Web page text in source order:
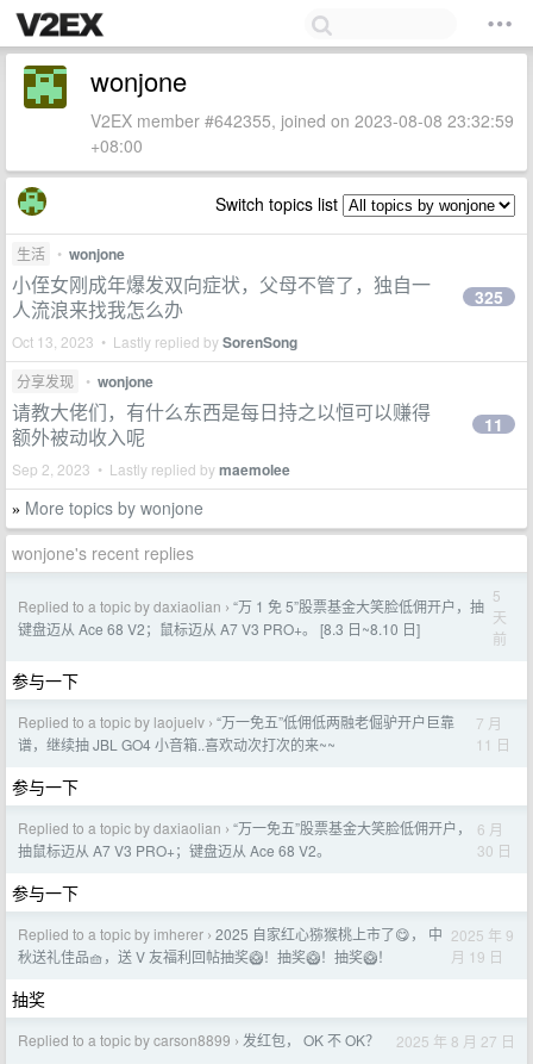
wonjone
V2EX member #642355, joined on 2023-08-08 23:32:59
+08:00
Switch topics list
生活 • wonjone
小侄女刚成年爆发双向症状，父母不管了，独自一
人流浪来找我怎么办
Oct 13, 2023 • Lastly replied bySorenSong
325
分享发现 • wonjone
请教大佬们，有什么东西是每日持之以恒可以赚得
额外被动收入呢
Sep 2, 2023 • Lastly replied bymaemolee
11
» More topics by wonjone
wonjone's recent replies
Replied to a topic by daxiaolian › “万 1 免 5”股票基金大笑脸低佣开户，抽
键盘迈从 Ace 68 V2；鼠标迈从 A7 V3 PRO+。 [8.3 日~8.10 日]
5
天
前
参与一下
Replied to a topic by laojuelv › “万一免五”低佣低两融老倔驴开户巨靠
谱，继续抽 JBL GO4 小音箱..喜欢动次打次的来~~
7 月
11 日
参与一下
Replied to a topic by daxiaolian › “万一免五”股票基金大笑脸低佣开户，
抽鼠标迈从 A7 V3 PRO+；键盘迈从 Ace 68 V2。
6 月
30 日
参与一下
Replied to a topic by imherer › 2025 自家红心猕猴桃上市了😋， 中
秋送礼佳品🧺，送 V 友福利回帖抽奖🥝！抽奖🥝！抽奖🥝！
2025 年 9
月 19 日
抽奖
Replied to a topic by carson8899 › 发红包， OK 不 OK？ 2025 年 8 月 27 日